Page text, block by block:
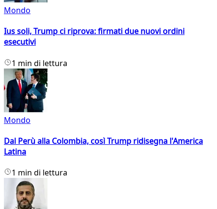
Mondo
Ius soli, Trump ci riprova: firmati due nuovi ordini
esecutivi
1 min di lettura
Mondo
Dal Perù alla Colombia, così Trump ridisegna l'America
Latina
1 min di lettura